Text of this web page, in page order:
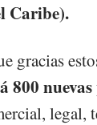
Caribe).
gracias
800 nuevas
legal,